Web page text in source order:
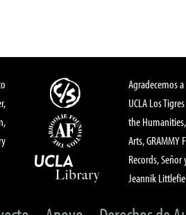
Agradecemos
UCLA Los
the
Arts,
Records,
Jeannik